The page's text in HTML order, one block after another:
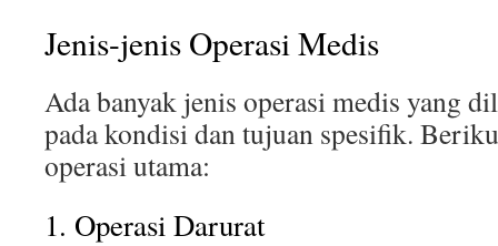
Jenis-jenis Operasi Medis
Ada banyak jenis operasi medis yang
pada kondisi dan tujuan spesifik.
operasi utama:
1. Operasi Darurat